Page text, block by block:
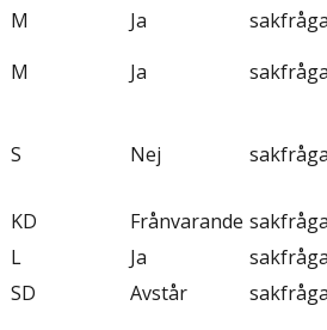
M Ja
M Ja
S Nej
KD Frånvarande
L Ja
SD Avstår